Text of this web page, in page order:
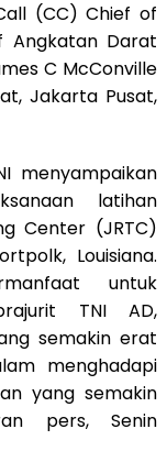
(CC) Chief of
Angkatan Darat
C McConville
Jakarta Pusat,
menyampaikan
latihan
Center (JRTC)
Louisiana.
untuk
TNI AD,
semakin erat
menghadapi
yang semakin
pers, Senin